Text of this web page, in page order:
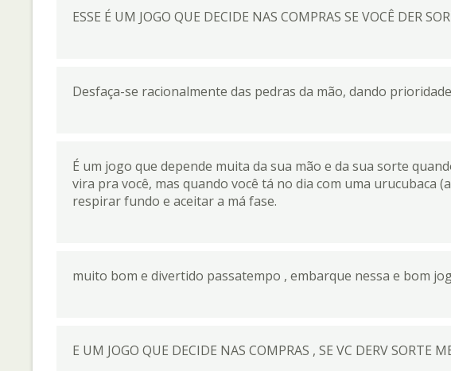
ESSE É UM JOGO QUE DECIDE NAS COMPRAS SE VOCÊ DER
Desfaça-se racionalmente das pedras da mão, dando
É um jogo que depende muita da sua mão e da sua sorte
vira pra você, mas quando você tá no dia com uma urucubaca
respirar fundo e aceitar a má fase.
muito bom e divertido passatempo , embarque nessa e bom
E UM JOGO QUE DECIDE NAS COMPRAS , SE VC DERV SORTE